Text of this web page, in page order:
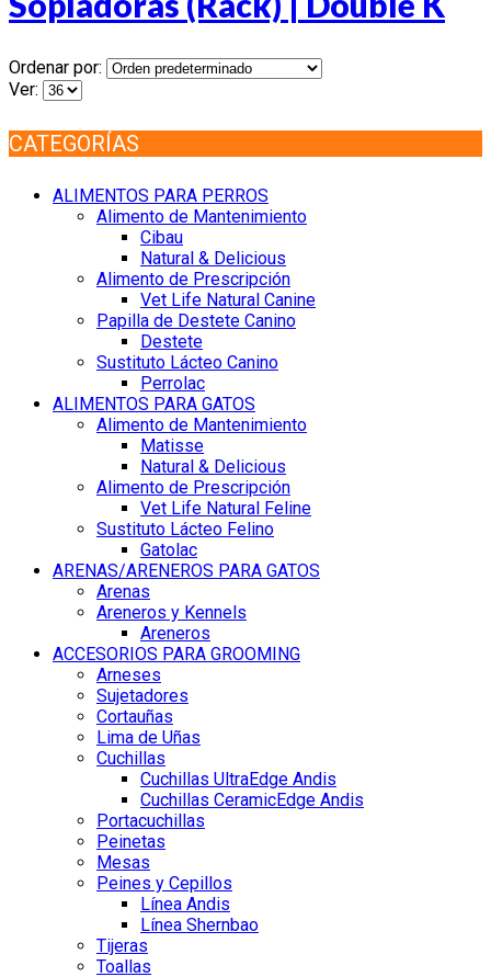
Ordenar por:
Ver:
CATEGORÍAS
ALIMENTOS PARA PERROS
Alimento de Mantenimiento
Cibau
Natural & Delicious
Alimento de Prescripción
Vet Life Natural Canine
Papilla de Destete Canino
Destete
Sustituto Lácteo Canino
Perrolac
ALIMENTOS PARA GATOS
Alimento de Mantenimiento
Matisse
Natural & Delicious
Alimento de Prescripción
Vet Life Natural Feline
Sustituto Lácteo Felino
Gatolac
ARENAS/ARENEROS PARA GATOS
Arenas
Areneros y Kennels
Areneros
ACCESORIOS PARA GROOMING
Arneses
Sujetadores
Cortauñas
Lima de Uñas
Cuchillas
Cuchillas UltraEdge Andis
Cuchillas CeramicEdge Andis
Portacuchillas
Peinetas
Mesas
Peines y Cepillos
Línea Andis
Línea Shernbao
Tijeras
Toallas